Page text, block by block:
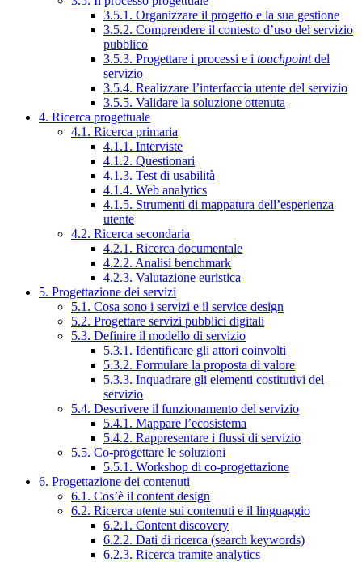
3.5.1. Organizzare il progetto e la sua gestione
3.5.2. Comprendere il contesto d’uso del servizio
pubblico
3.5.3. Progettare i processi e i touchpointdel
servizio
3.5.4. Realizzare l’interfaccia utente del servizio
3.5.5. Validare la soluzione ottenuta
4. Ricerca progettuale
4.1. Ricerca primaria
4.1.1. Interviste
4.1.2. Questionari
4.1.3. Test di usabilità
4.1.4. Web analytics
4.1.5. Strumenti di mappatura dell’esperienza
utente
4.2. Ricerca secondaria
4.2.1. Ricerca documentale
4.2.2. Analisi benchmark
4.2.3. Valutazione euristica
5. Progettazione dei servizi
5.1. Cosa sono i servizi e il service design
5.2. Progettare servizi pubblici digitali
5.3. Definire il modello di servizio
5.3.1. Identificare gli attori coinvolti
5.3.2. Formulare la proposta di valore
5.3.3. Inquadrare gli elementi costitutivi del
servizio
5.4. Descrivere il funzionamento del servizio
5.4.1. Mappare l’ecosistema
5.4.2. Rappresentare i flussi di servizio
5.5. Co-progettare le soluzioni
5.5.1. Workshop di co-progettazione
6. Progettazione dei contenuti
6.1. Cos’è il content design
6.2. Ricerca utente sui contenuti e il linguaggio
6.2.1. Content discovery
6.2.2. Dati di ricerca (search keywords)
6.2.3. Ricerca tramite analytics